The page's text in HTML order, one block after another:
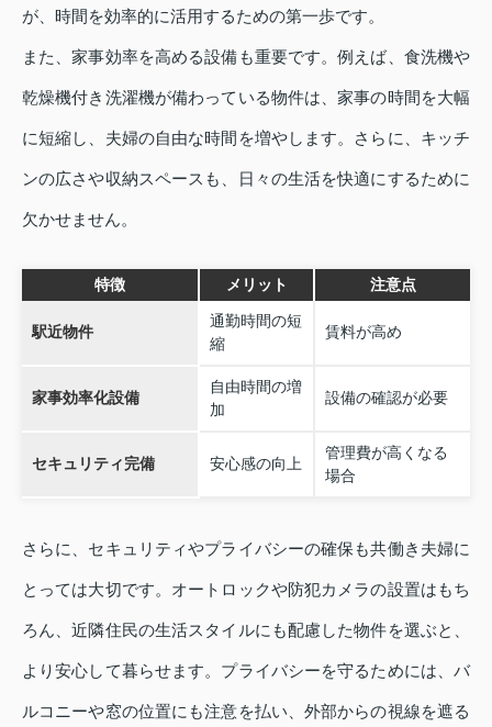
が、時間を効率的に活用するための第一歩です。
また、家事効率を高める設備も重要です。例えば、食洗機や
乾燥機付き洗濯機が備わっている物件は、家事の時間を大幅
に短縮し、夫婦の自由な時間を増やします。さらに、キッチ
ンの広さや収納スペースも、日々の生活を快適にするために
欠かせません。
特徴 メリット 注意点
駅近物件
通勤時間の短
縮
賃料が高め
家事効率化設備
自由時間の増
加
設備の確認が必要
セキュリティ完備 安心感の向上
管理費が高くなる
場合
さらに、セキュリティやプライバシーの確保も共働き夫婦に
とっては大切です。オートロックや防犯カメラの設置はもち
ろん、近隣住民の生活スタイルにも配慮した物件を選ぶと、
より安心して暮らせます。プライバシーを守るためには、バ
ルコニーや窓の位置にも注意を払い、外部からの視線を遮る